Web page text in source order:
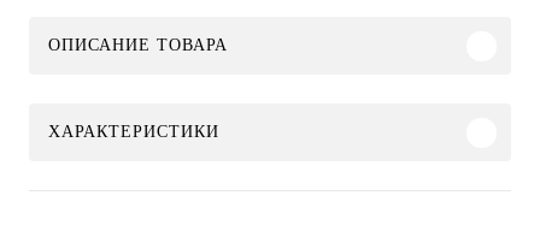
ОПИСАНИЕ ТОВАРА
ХАРАКТЕРИСТИКИ